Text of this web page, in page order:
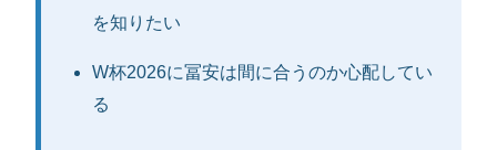
を知りたい
W杯2026に冨安は間に合うのか心配してい
る